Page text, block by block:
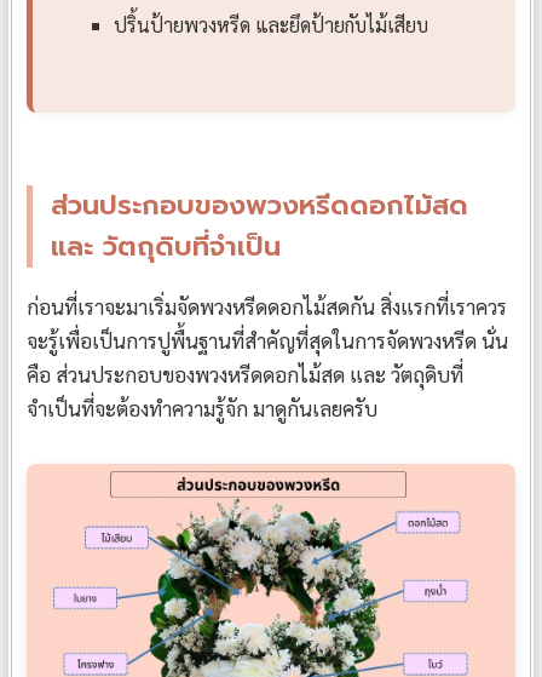
ปริ้นป้ายพวงหรีด และยึดป้ายกับไม้เสียบ
ส่วนประกอบของพวงหรีดดอกไม้สด
และ วัตถุดิบที่จำเป็น
ก่อนที่เราจะมาเริ่มจัดพวงหรีดดอกไม้สดกัน สิ่งแรกที่เราควร
จะรู้เพื่อเป็นการปูพื้นฐานที่สำคัญที่สุดในการจัดพวงหรีด นั่น
คือ ส่วนประกอบของพวงหรีดดอกไม้สด และ วัตถุดิบที่
จำเป็นที่จะต้องทำความรู้จัก มาดูกันเลยครับ